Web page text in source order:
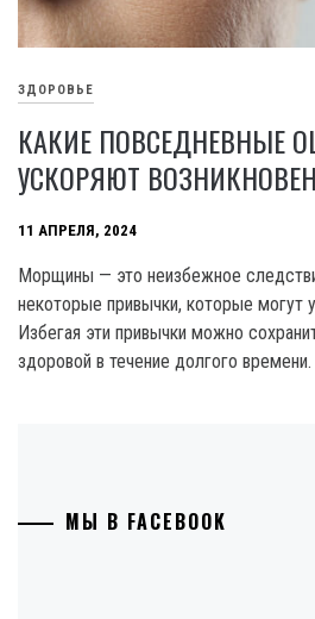
ЗДОРОВЬЕ
КАКИЕ ПОВСЕДНЕВНЫЕ
УСКОРЯЮТ
11 АПРЕЛЯ, 2024
Морщины — это неизбежное
некоторые привычки, которые могут
Избегая эти привычки можно
здоровой в течение долгого времени.
МЫ В FACEBOOK